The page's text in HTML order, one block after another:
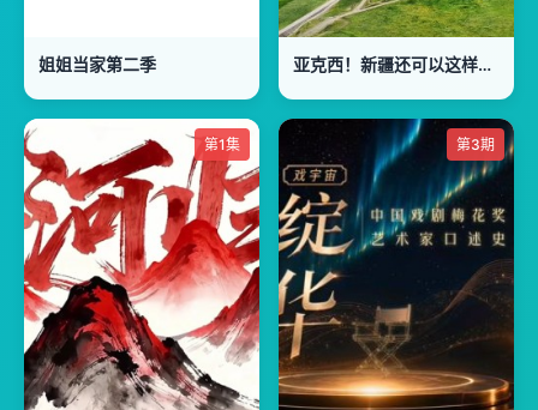
姐姐当家第二季 亚克西！新疆还可以这样玩！
第1集 第3期